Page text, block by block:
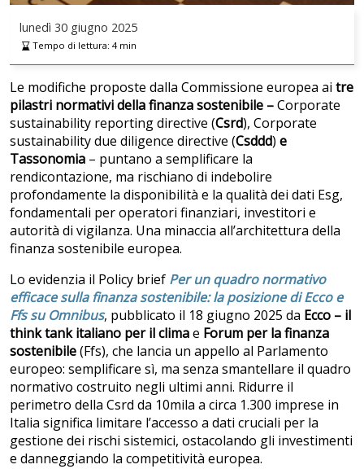
lunedì 30 giugno 2025
Tempo di lettura: 4min
Le modifiche proposte dalla Commissione europea ai tre
pilastri normativi della finanza sostenibile –Corporate
sustainability reporting directive (Csrd), Corporate
sustainability due diligence directive (Csddd) e
Tassonomia – puntano a semplificare la
rendicontazione, ma rischiano di indebolire
profondamente la disponibilità e la qualità dei dati Esg,
fondamentali per operatori finanziari, investitori e
autorità di vigilanza. Una minaccia all’architettura della
finanza sostenibile europea.
Lo evidenzia il Policy brief Per un quadro normativo
efficace sulla finanza sostenibile: la posizione di Ecco e
Ffs su Omnibus, pubblicato il 18 giugno 2025 da Ecco – il
think tank italiano per il climae Forum per la finanza
sostenibile(Ffs), che lancia un appello al Parlamento
europeo: semplificare sì, ma senza smantellare il quadro
normativo costruito negli ultimi anni. Ridurre il
perimetro della Csrd da 10mila a circa 1.300 imprese in
Italia significa limitare l’accesso a dati cruciali per la
gestione dei rischi sistemici, ostacolando gli investimenti
e danneggiando la competitività europea.